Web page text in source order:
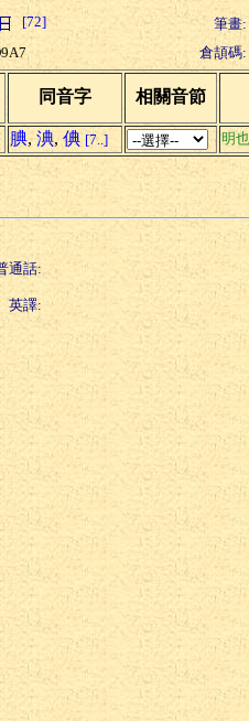
[72]
筆畫:
倉頡碼:
同音字 相關音節
腆, 淟, 倎 [7..]
明也
通話:
英譯: